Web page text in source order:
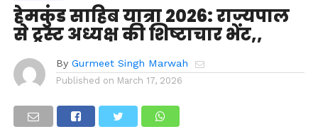
हेमकुंड साहिब यात्रा 2026: राज्यपाल
से ट्रस्ट अध्यक्ष की शिष्टाचार भेंट,,
By Gurmeet Singh Marwah
Published on March 17, 2026